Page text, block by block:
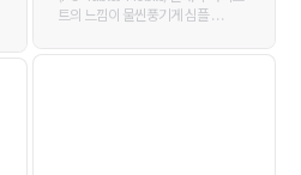
트의 느낌이 물씬풍기게 심플 . . .